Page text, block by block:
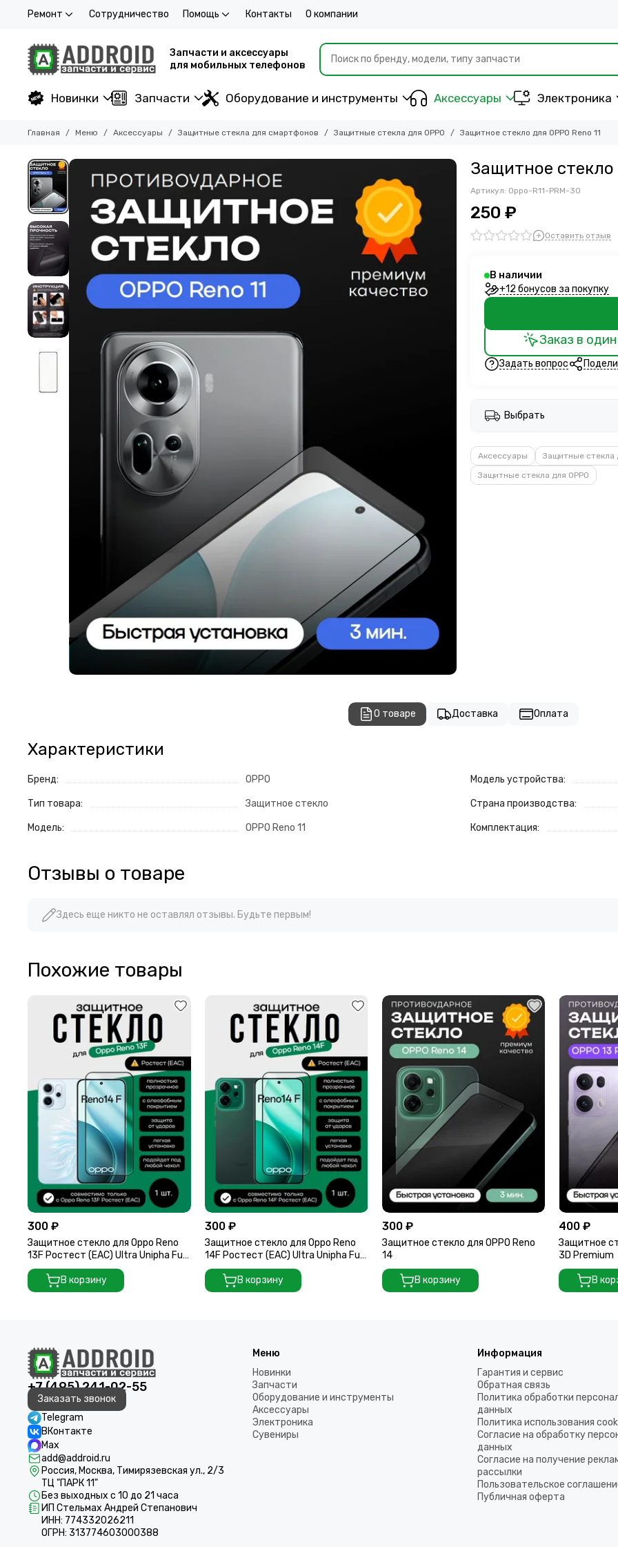
Ремонт Сотрудничество Помощь Контакты О компании
Запчасти и аксессуары
для мобильных телефонов
Новинки Запчасти Оборудование и инструменты Аксессуары Электроника
Главная Меню Аксессуары Защитные стекла для смартфонов Защитные стекла для OPPO Защитное стекло для OPPO Reno 11
Защитное стекло
Артикул: Oppo-R11-PRM-30
250 ₽
Оставить отзыв
В наличии
+12 бонусов за покупку
Заказ в
Задать вопрос
Выбрать
Аксессуары Защитные стекла
Защитные стекла для OPPO
О товаре Доставка Оплата
Характеристики
Бренд: OPPO
Тип товара: Защитное стекло
Модель: OPPO Reno 11
Модель устройства:
Страна производства:
Комплектация:
Отзывы о товаре
Здесь еще никто не оставлял отзывы. Будьте первым!
Похожие товары
300 ₽
Защитное стекло для Oppo Reno
13F Ростест (EAC) Ultra Unipha Full
Glue 3D GLASS
В корзину
300 ₽
Защитное стекло для Oppo Reno
14F Ростест (EAC) Ultra Unipha Full
Glue 3D GLASS
В корзину
300 ₽
Защитное стекло для OPPO Reno
14
В корзину
400 ₽
Защитное
3D Premium
В
+7 (495) 241-02-55
Заказать звонок
Telegram
ВКонтакте
Max
add@addroid.ru
Россия, Москва, Тимирязевская ул., 2/3
ТЦ "ПАРК 11"
Без выходных с 10 до 21 часа
ИП Стельмах Андрей Степанович
ИНН: 774332026211
ОГРН: 313774603000388
Меню
Новинки
Запчасти
Оборудование и инструменты
Аксессуары
Электроника
Сувениры
Информация
Гарантия и сервис
Обратная связь
Политика обработки
данных
Политика использования
Согласие на обработку
данных
Согласие на получение
рассылки
Пользовательское
Публичная оферта